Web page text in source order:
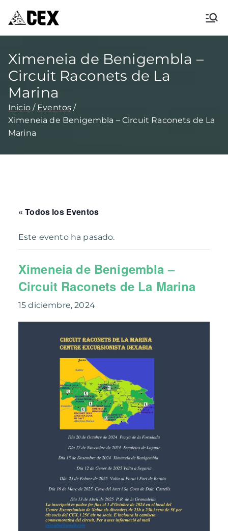
Ximeneia de Benigembla –
Circuit Raconets de La
Marina
Inicio
Eventos
Ximeneia de Benigembla – Circuit Raconets de La
Marina
« Todos los Eventos
Este evento ha pasado.
Ximeneia de Benigembla –
Circuit Raconets de La Marina
15 diciembre, 2024